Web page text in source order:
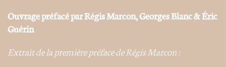
Ouvrage préfacé par Régis Marcon, Georges Blanc & Éric
Guérin
Extrait de la première préface de Régis Marcon :